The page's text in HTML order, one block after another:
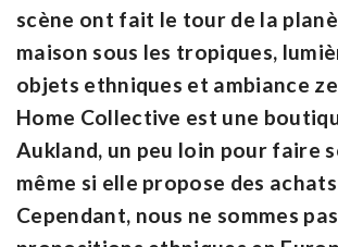
scène ont fait le tour de la
maison sous les tropiques,
objets ethniques et ambiance
Home Collective est une
Aukland, un peu loin pour faire
même si elle propose des
Cependant, nous ne sommes